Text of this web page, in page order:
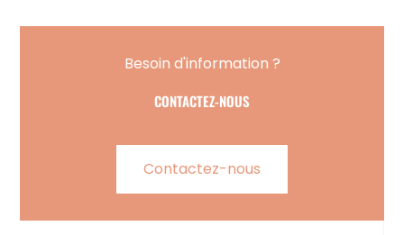
Besoin d'information ?
CONTACTEZ-NOUS
Contactez-nous